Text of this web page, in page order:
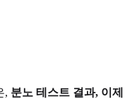
, 분노 테스트 결과, 이제